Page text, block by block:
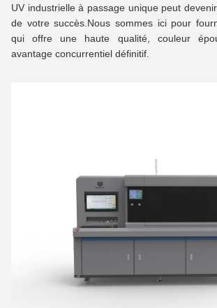
UV industrielle à passage unique peut
de votre succès.Nous sommes ici pour
qui offre une haute qualité, couleur
avantage concurrentiel définitif.